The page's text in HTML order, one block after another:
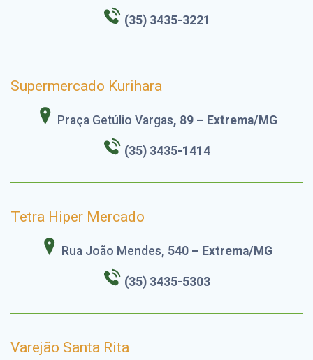
(35) 3435-3221
Supermercado Kurihara
Praça Getúlio Vargas, 89 – Extrema/MG
(35) 3435-1414
Tetra Hiper Mercado
Rua João Mendes, 540 – Extrema/MG
(35) 3435-5303
Varejão Santa Rita